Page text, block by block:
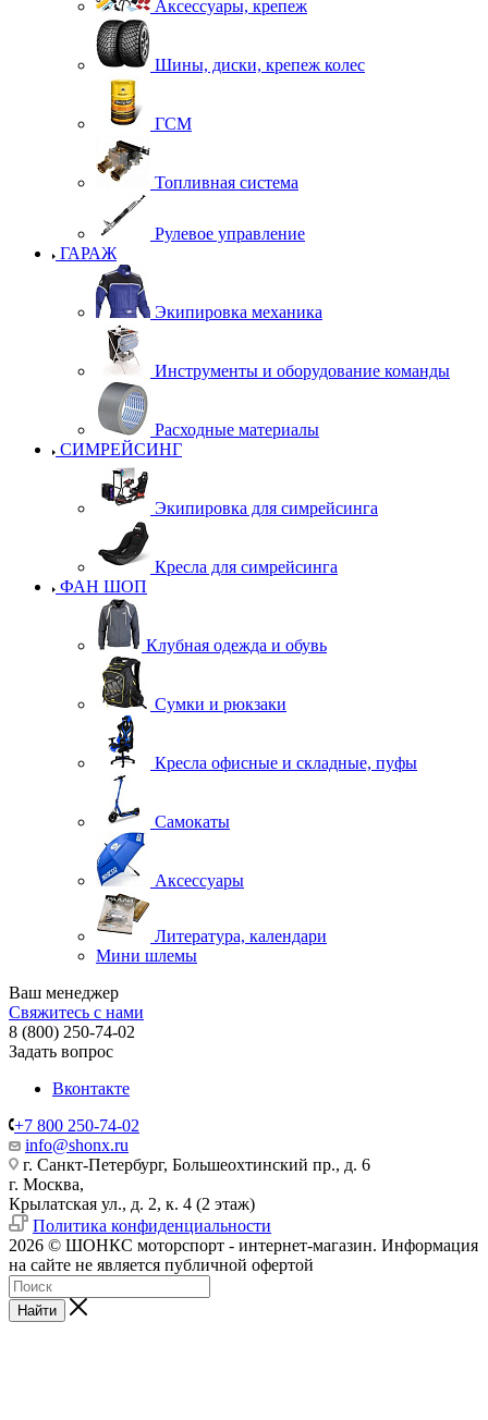
Аксессуары, крепеж
Шины, диски, крепеж колес
ГСМ
Топливная система
Рулевое управление
ГАРАЖ
Экипировка механика
Инструменты и оборудование команды
Расходные материалы
СИМРЕЙСИНГ
Экипировка для симрейсинга
Кресла для симрейсинга
ФАН ШОП
Клубная одежда и обувь
Сумки и рюкзаки
Кресла офисные и складные, пуфы
Самокаты
Аксессуары
Литература, календари
Мини шлемы
Ваш менеджер
Свяжитесь с нами
8 (800) 250-74-02
Задать вопрос
Вконтакте
+7 800 250-74-02
info@shonx.ru
г. Санкт-Петербург, Большеохтинский пр., д. 6
г. Москва,
Крылатская ул., д. 2, к. 4 (2 этаж)
Политика конфиденциальности
2026 © ШОНКС моторспорт - интернет-магазин. Информация
на сайте не является публичной офертой
Найти